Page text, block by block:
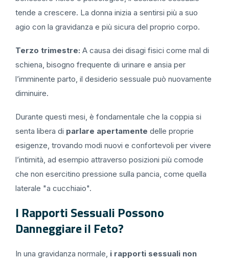
tende a crescere. La donna inizia a sentirsi più a suo
agio con la gravidanza e più sicura del proprio corpo.
Terzo trimestre: A causa dei disagi fisici come mal di
schiena, bisogno frequente di urinare e ansia per
l’imminente parto, il desiderio sessuale può nuovamente
diminuire.
Durante questi mesi, è fondamentale che la coppia si
senta libera di parlare apertamente delle proprie
esigenze, trovando modi nuovi e confortevoli per vivere
l’intimità, ad esempio attraverso posizioni più comode
che non esercitino pressione sulla pancia, come quella
laterale "a cucchiaio".
I Rapporti Sessuali Possono
Danneggiare il Feto?
In una gravidanza normale, i rapporti sessuali non